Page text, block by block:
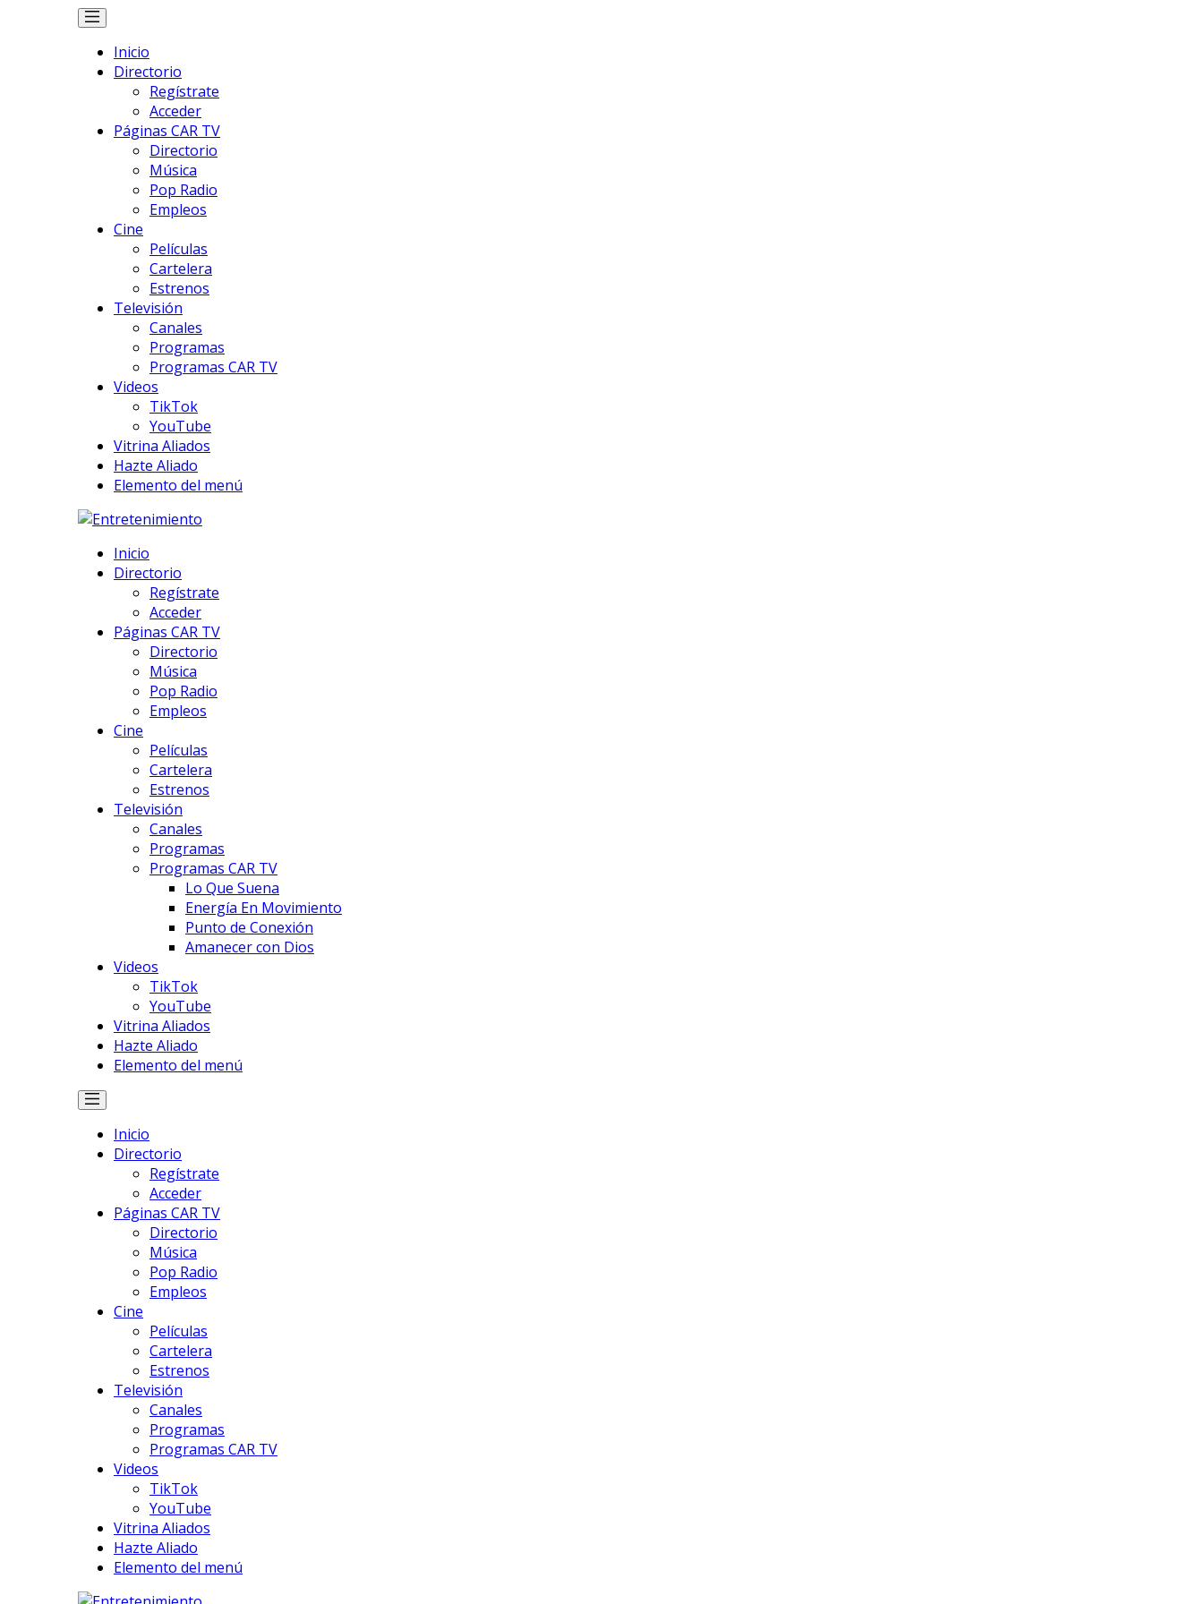
Inicio
Directorio
Regístrate
Acceder
Páginas CAR TV
Directorio
Música
Pop Radio
Empleos
Cine
Películas
Cartelera
Estrenos
Televisión
Canales
Programas
Programas CAR TV
Videos
TikTok
YouTube
Vitrina Aliados
Hazte Aliado
Elemento del menú
Inicio
Directorio
Regístrate
Acceder
Páginas CAR TV
Directorio
Música
Pop Radio
Empleos
Cine
Películas
Cartelera
Estrenos
Televisión
Canales
Programas
Programas CAR TV
Lo Que Suena
Energía En Movimiento
Punto de Conexión
Amanecer con Dios
Videos
TikTok
YouTube
Vitrina Aliados
Hazte Aliado
Elemento del menú
Inicio
Directorio
Regístrate
Acceder
Páginas CAR TV
Directorio
Música
Pop Radio
Empleos
Cine
Películas
Cartelera
Estrenos
Televisión
Canales
Programas
Programas CAR TV
Videos
TikTok
YouTube
Vitrina Aliados
Hazte Aliado
Elemento del menú